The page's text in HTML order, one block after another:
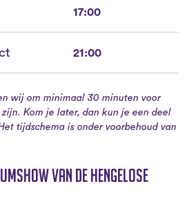
17:00
21:00
wij om minimaal 30 minuten voor
Kom je later, dan kun je een deel
tijdschema is onder voorbehoud van
van de Hengelose